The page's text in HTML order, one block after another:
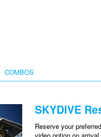
COMBOS
SKYDIVE
Reserve your